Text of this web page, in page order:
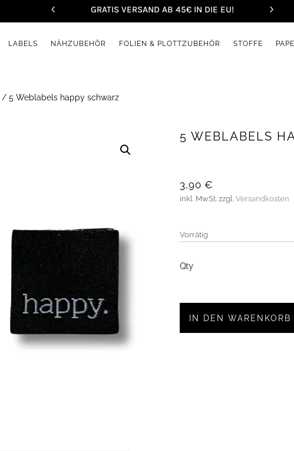
GRATIS VERSAND AB 45€ IN DIE EU!
LABELS NÄHZUBEHÖR FOLIEN & PLOTTZUBEHÖR STOFFE
/ 5 Weblabels happy schwarz
5 WEBLABELS
3,90 €
inkl. MwSt. zzgl. Versandkosten
Vorrätig
IN DEN WARENKORB